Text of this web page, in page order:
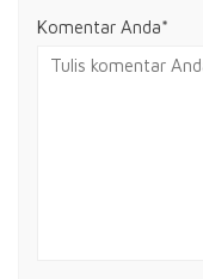
Komentar Anda*